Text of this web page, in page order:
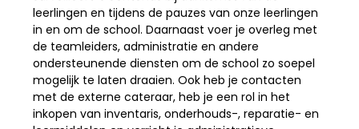
leerlingen en tijdens de pauzes van onze leerlingen
in en om de school. Daarnaast voer je overleg met
de teamleiders, administratie en andere
ondersteunende diensten om de school zo soepel
mogelijk te laten draaien. Ook heb je contacten
met de externe cateraar, heb je een rol in het
inkopen van inventaris, onderhouds-, reparatie- en